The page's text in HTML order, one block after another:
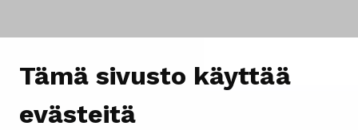
Tämä sivusto käyttää
evästeitä